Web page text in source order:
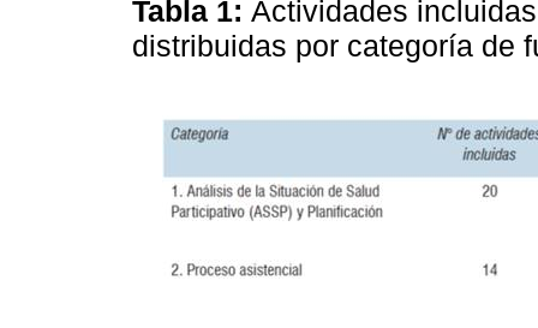
Tabla 1: Actividades
distribuidas por categoría de